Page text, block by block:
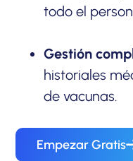
todo el
Gestión
historiales
de vacunas.
Empezar Gratis